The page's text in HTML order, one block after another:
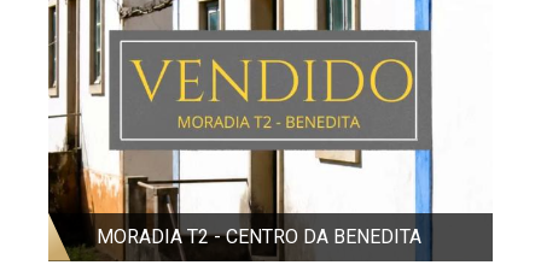
MORADIA T2 - CENTRO DA BENEDITA